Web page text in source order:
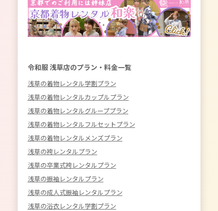
令和服 浅草店のプラン・料金一覧
浅草の着物レンタル学割プラン
浅草の着物レンタルカップルプラン
浅草の着物レンタルグループプラン
浅草の着物レンタルフルセットプラン
浅草の着物レンタルメンズプラン
浅草の袴レンタルプラン
浅草の卒業式袴レンタルプラン
浅草の振袖レンタルプラン
浅草の成人式振袖レンタルプラン
浅草の浴衣レンタル学割プラン